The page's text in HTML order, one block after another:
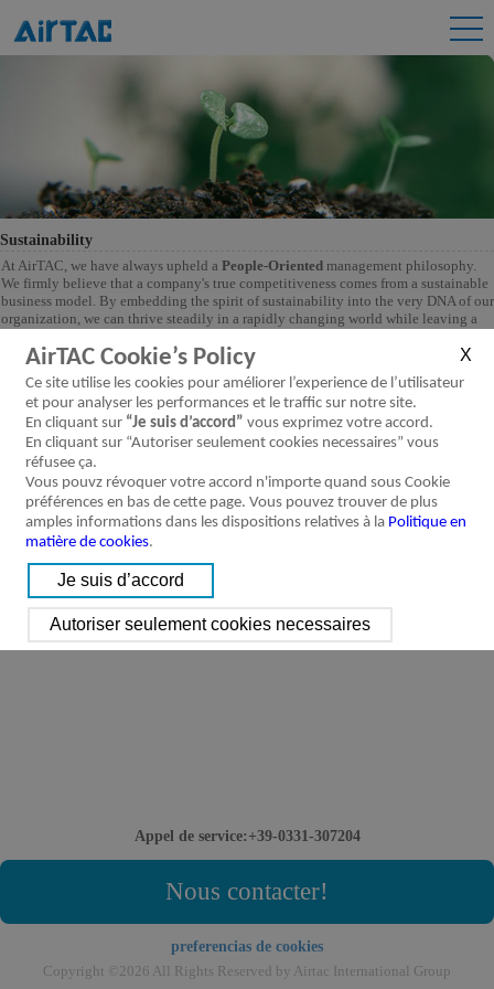
Sustainability
At AirTAC, we have always upheld a People-Oriented management philosophy.
We firmly believe that a company's true competitiveness comes from a sustainable
business model. By embedding the spirit of sustainability into the very DNA of our
organization, we can thrive steadily in a rapidly changing world while leaving a
commitment-it is our responsibility. Together with our partners, we are dedicated
to creating meaningful, positive change in the world.
AirTAC Cookie’s Policy
Ce site utilise les cookies pour améliorer l’experience de l’utilisateur
et pour analyser les performances et le traffic sur notre site.
En cliquant sur “Je suis d’accord” vous exprimez votre accord.
En cliquant sur “Autoriser seulement cookies necessaires” vous
réfusee ça.
Vous pouvz révoquer votre accord n'importe quand sous Cookie
préférences en bas de cette page. Vous pouvez trouver de plus
amples informations dans les dispositions relatives à la Politique en
matière de cookies.
Appel de service:+39-0331-307204
Nous contacter!
preferencias de cookies
Copyright ©2026 All Rights Reserved by Airtac International Group